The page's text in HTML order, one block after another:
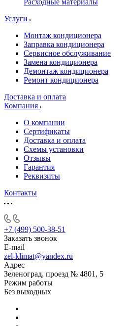
Расходные материалы
Услуги
Монтаж кондиционера
Заправка кондиционера
Сервисное обслуживание
Замена кондиционера
Демонтаж кондиционера
Ремонт кондиционера
Доставка и оплата
Компания
О компании
Сертификаты
Доставка и оплата
Схемы установки
Отзывы
Гарантия
Реквизиты
Контакты
+7 (499) 500-38-51
Заказать звонок
E-mail
zel-klimat@yandex.ru
Адрес
Зеленоград, проезд № 4801, 5
Режим работы
Без выходных